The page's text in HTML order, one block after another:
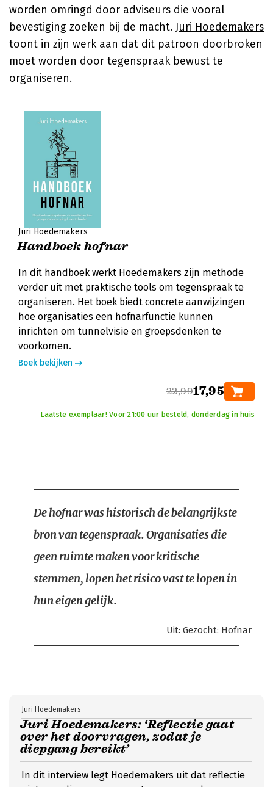
worden omringd door adviseurs die vooral
bevestiging zoeken bij de macht. Juri Hoedemakers
toont in zijn werk aan dat dit patroon doorbroken
moet worden door tegenspraak bewust te
organiseren.
Juri Hoedemakers
Handboek hofnar
In dit handboek werkt Hoedemakers zijn methode
verder uit met praktische tools om tegenspraak te
organiseren. Het boek biedt concrete aanwijzingen
hoe organisaties een hofnarfunctie kunnen
inrichten om tunnelvisie en groepsdenken te
voorkomen.
Boek bekijken
22,9917,95
Laatste exemplaar! Voor 21:00 uur besteld, donderdag in huis
De hofnar was historisch de belangrijkste
bron van tegenspraak. Organisaties die
geen ruimte maken voor kritische
stemmen, lopen het risico vast te lopen in
hun eigen gelijk.
Uit: Gezocht: Hofnar
Juri Hoedemakers: ‘Reflectie gaat
over het doorvragen, zodat je
diepgang bereikt’
Juri Hoedemakers
In dit interview legt Hoedemakers uit dat reflectie